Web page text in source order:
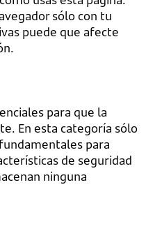
sólo con tu
puede que afecte
para que la
En esta categoría sólo
para
de seguridad
ninguna